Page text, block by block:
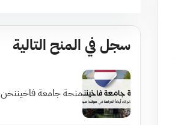
سجل في المنح التالية
منحة جامعة فاخيننخن